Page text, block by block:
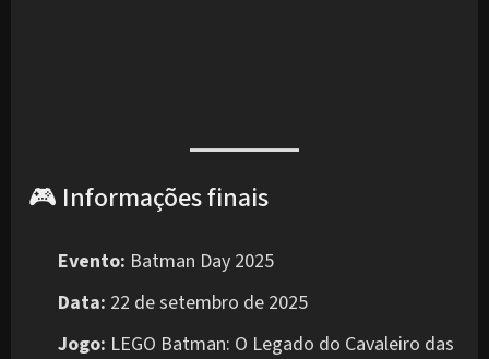
🎮 Informações finais
Evento: Batman Day 2025
Data: 22 de setembro de 2025
Jogo: LEGO Batman: O Legado do Cavaleiro das